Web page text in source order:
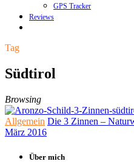
GPS Tracker
Reviews
Tag
Südtirol
Browsing
Allgemein Die 3 Zinnen –
März 2016
Über mich